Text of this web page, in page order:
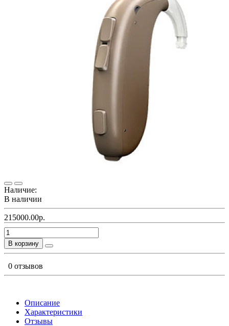
Наличие:
В наличии
215000.00р.
В корзину
0 отзывов
Описание
Характеристики
Отзывы